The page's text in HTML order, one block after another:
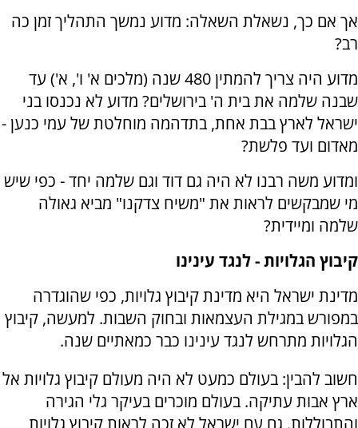
אך אם כך, נשאלת השאלה: מדוע נמשך התהליך זמן כה
רב?
מדוע היה צריך להמתין 480 שנה (מלכים א' ו', א') עד
שבנה שלמה את בית ה' בירושלים? מדוע לא נכנסו בני
ישראל לארץ בבת אחת, בתדהמה מוחלטת של עמי כנען -
מאדום ועד פלשת?
ומדוע משה רבנו לא היה גם דוד וגם שלמה יחד - כפי שיש
מי שמבקשים לראות את "משיח צדקנו" מביא גאולה
שלמה ומיידית?
קיבוץ הגלויות - לנגד עינינו
מדינת ישראל היא מדינת קיבוץ גלויות, כפי שהוגדרה
במפורש במגילת העצמאות ובחוק השבות. למעשה, קיבוץ
הגלויות מתרחש לנגד עינינו כבר כמאתיים שנה.
חשוב להבין: בעולם כמעט לא היה מעולם קיבוץ גלויות אל
ארץ אבות עתיקה. בעולם מוכרים בעיקר גלי הגירה